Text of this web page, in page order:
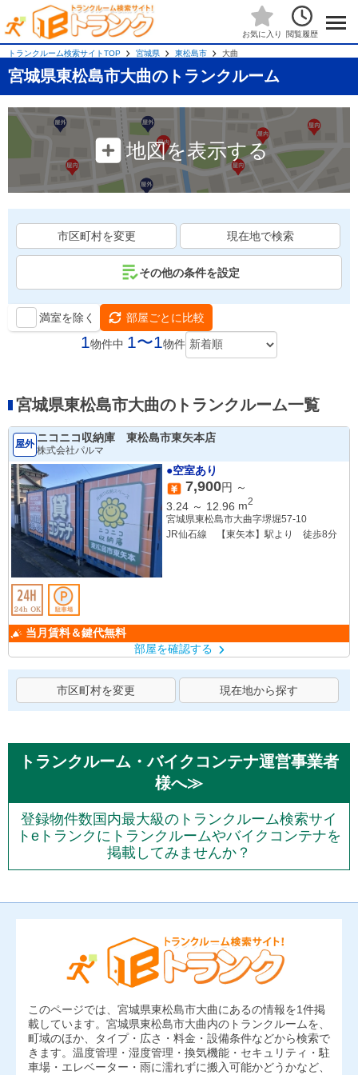
お気に入り 閲覧履歴
トランクルーム検索サイトTOP 宮城県 東松島市 大曲
宮城県東松島市大曲のトランクルーム
地図を表示する
市区町村を変更 現在地で検索
その他の条件を設定
満室を除く 部屋ごとに比較
1物件中 1〜1物件
宮城県東松島市大曲のトランクルーム一覧
屋外 ニコニコ収納庫 東松島市東矢本店
株式会社パルマ
●空室あり
7,900円 ～
3.24 ～ 12.96 m2
宮城県東松島市大曲字堺堀57-10
JR仙石線 【東矢本】駅より 徒歩8分
当月賃料＆鍵代無料
部屋を確認する
市区町村を変更 現在地から探す
トランクルーム・バイクコンテナ運営事業者
様へ≫
登録物件数国内最大級のトランクルーム検索サイ
トeトランクにトランクルームやバイクコンテナを
掲載してみませんか？
このページでは、宮城県東松島市大曲にあるの情報を1件掲
載しています。宮城県東松島市大曲内のトランクルームを、
町域のほか、タイプ・広さ・料金・設備条件などから検索で
きます。温度管理・湿度管理・換気機能・セキュリティ・駐
車場・エレベーター・雨に濡れずに搬入可能かどうかなど、